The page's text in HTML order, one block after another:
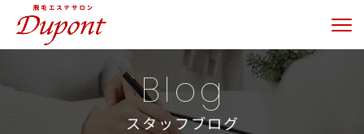
Blog
スタッフブログ